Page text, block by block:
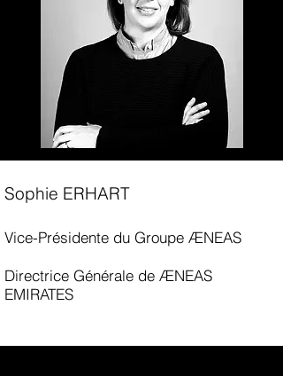
Sophie ERHART
Vice-Présidente du Groupe ÆNEAS
Directrice Générale de ÆNEAS
EMIRATES